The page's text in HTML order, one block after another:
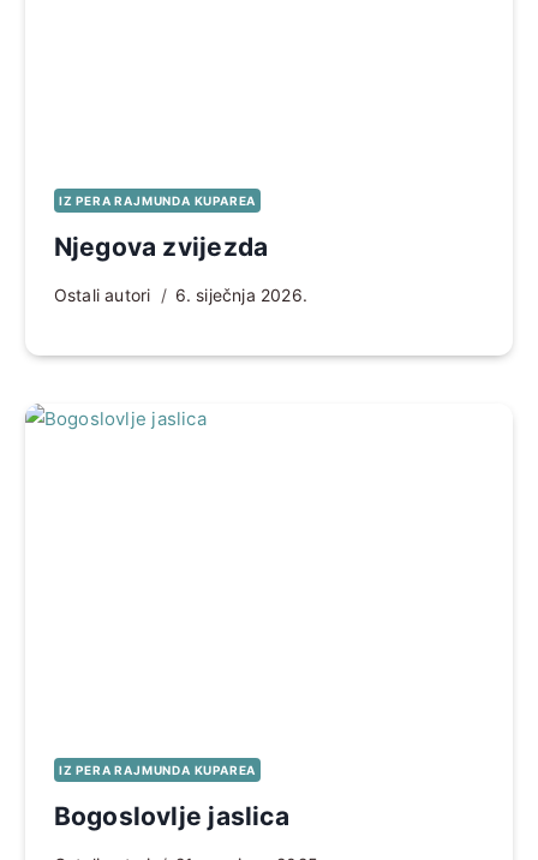
IZ PERA RAJMUNDA KUPAREA
Njegova zvijezda
Ostali autori 6. siječnja 2026.
IZ PERA RAJMUNDA KUPAREA
Bogoslovlje jaslica